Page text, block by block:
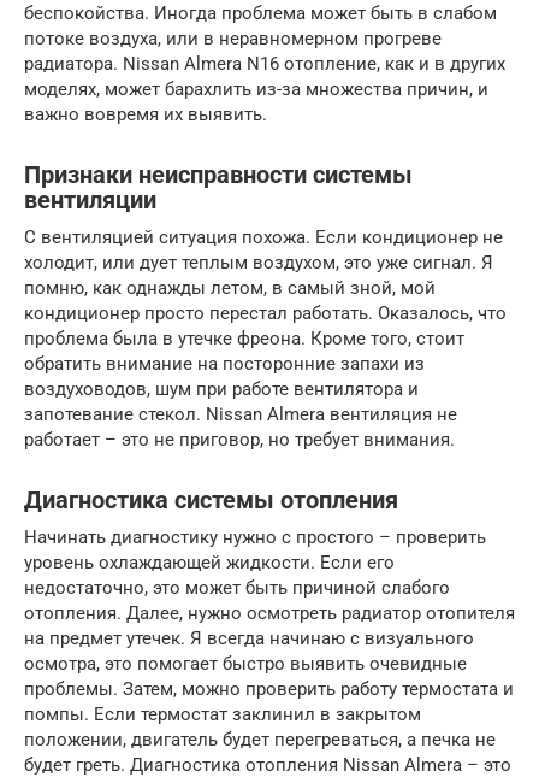
беспокойства. Иногда проблема может быть в слабом
потоке воздуха, или в неравномерном прогреве
радиатора. Nissan Almera N16 отопление, как и в других
моделях, может барахлить из-за множества причин, и
важно вовремя их выявить.
Признаки неисправности системы
вентиляции
С вентиляцией ситуация похожа. Если кондиционер не
холодит, или дует теплым воздухом, это уже сигнал. Я
помню, как однажды летом, в самый зной, мой
кондиционер просто перестал работать. Оказалось, что
проблема была в утечке фреона. Кроме того, стоит
обратить внимание на посторонние запахи из
воздуховодов, шум при работе вентилятора и
запотевание стекол. Nissan Almera вентиляция не
работает – это не приговор, но требует внимания.
Диагностика системы отопления
Начинать диагностику нужно с простого – проверить
уровень охлаждающей жидкости. Если его
недостаточно, это может быть причиной слабого
отопления. Далее, нужно осмотреть радиатор отопителя
на предмет утечек. Я всегда начинаю с визуального
осмотра, это помогает быстро выявить очевидные
проблемы. Затем, можно проверить работу термостата и
помпы. Если термостат заклинил в закрытом
положении, двигатель будет перегреваться, а печка не
будет греть. Диагностика отопления Nissan Almera – это